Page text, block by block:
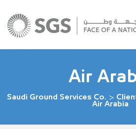
Air
Saudi Ground Services Co. >
Air Arabia